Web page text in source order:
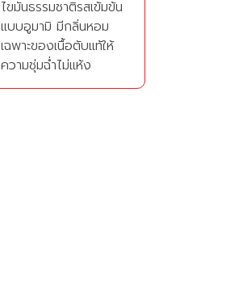
ไขมันธรรมชาติรสเข้มข้น
แบบอูมามิ มีกลิ่นหอม
เฉพาะของเนื้อตับแท้ให้
ความชุ่มฉ่ำไม่แห้ง